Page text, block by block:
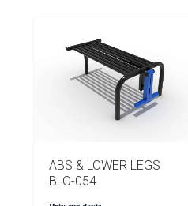
ABS & LOWER LEGS
BLO-054